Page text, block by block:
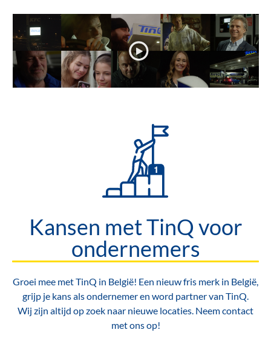
Kansen met TinQ voor
ondernemers
Groei mee met TinQ in België! Een nieuw fris merk in België,
grijp je kans als ondernemer en word partner van TinQ.
Wij zijn altijd op zoek naar nieuwe locaties. Neem contact
met ons op!